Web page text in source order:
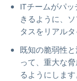
ITチームがパ
きるように、
タスをリアルタ
既知の脆弱性
って、重大な
るようにしま